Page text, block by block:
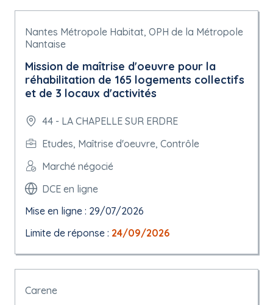
Nantes Métropole Habitat, OPH de la Métropole
Nantaise
Mission de maîtrise d'oeuvre pour la
réhabilitation de 165 logements collectifs
et de 3 locaux d'activités
44 - LA CHAPELLE SUR ERDRE
Etudes, Maîtrise d'oeuvre, Contrôle
Marché négocié
DCE en ligne
Mise en ligne : 29/07/2026
Limite de réponse : 24/09/2026
Carene